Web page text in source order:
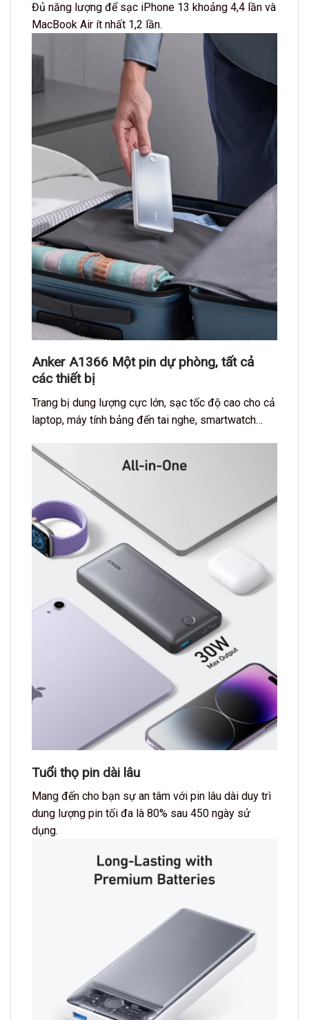
Đủ năng lượng để sạc iPhone 13 khoảng 4,4 lần và
MacBook Air ít nhất 1,2 lần.
Anker A1366 Một pin dự phòng, tất cả
các thiết bị
Trang bị dung lượng cực lớn, sạc tốc độ cao cho cả
laptop, máy tính bảng đến tai nghe, smartwatch…
Tuổi thọ pin dài lâu
Mang đến cho bạn sự an tâm với pin lâu dài duy trì
dung lượng pin tối đa là 80% sau 450 ngày sử
dụng.